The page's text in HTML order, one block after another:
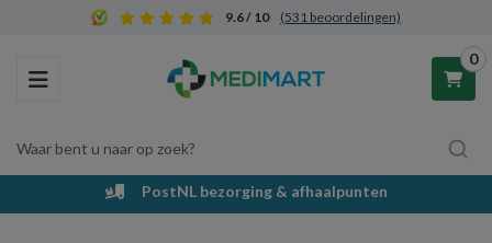
9.6 / 10 (531 beoordelingen)
Toggle navigation
Waar bent u naar op zoek?
0
Winkelwagen
PostNL bezorging & afhaalpunten